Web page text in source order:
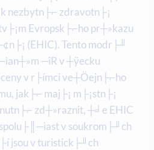
nezbytn├⌐ zdravotn├¡
Evropsk├⌐ho pr┼»kazu
(EHIC). Tento modr├╜
─îR v ┼ÿecku
v r├ímci ve┼Öejn├⌐ho
jak├⌐ maj├¡ m├¡stn├¡
zd┼»raznit, ┼╛e EHIC
v soukrom├╜ch
jsou v turistick├╜ch